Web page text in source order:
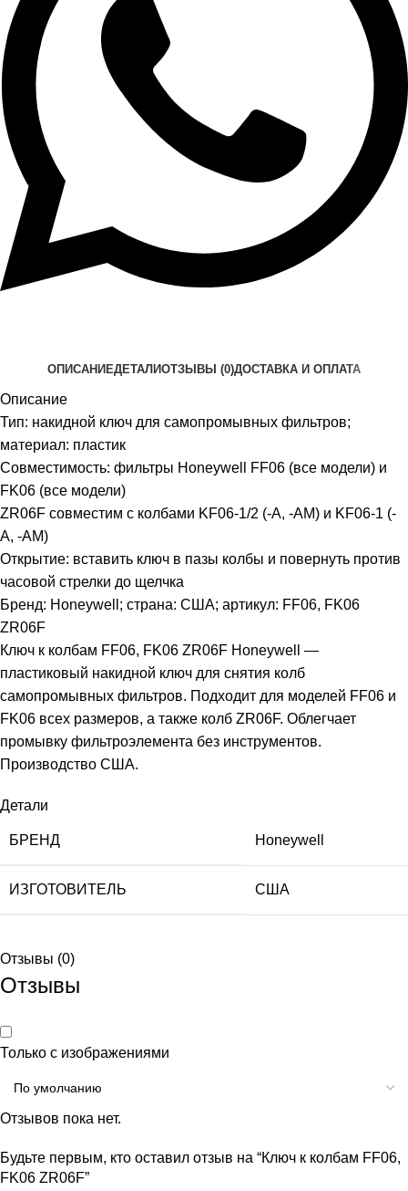
ОПИСАНИЕДЕТАЛИОТЗЫВЫ (0)ДОСТАВКА И ОПЛАТА
Описание
Тип: накидной ключ для самопромывных фильтров;
материал: пластик
Совместимость: фильтры Honeywell FF06 (все модели) и
FK06 (все модели)
ZR06F совместим с колбами KF06-1/2 (-A, -AM) и KF06-1 (-
A, -AM)
Открытие: вставить ключ в пазы колбы и повернуть против
часовой стрелки до щелчка
Бренд: Honeywell; страна: США; артикул: FF06, FK06
ZR06F
Ключ к колбам FF06, FK06 ZR06F Honeywell —
пластиковый накидной ключ для снятия колб
самопромывных фильтров. Подходит для моделей FF06 и
FK06 всех размеров, а также колб ZR06F. Облегчает
промывку фильтроэлемента без инструментов.
Производство США.
Детали
БРЕНД Honeywell
ИЗГОТОВИТЕЛЬ США
Отзывы (0)
Отзывы
Только с изображениями
Отзывов пока нет.
Будьте первым, кто оставил отзыв на “Ключ к колбам FF06,
FK06 ZR06F”